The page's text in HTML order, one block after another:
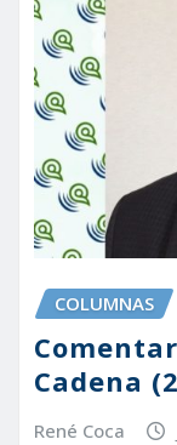
COLUMNAS
Cadena
René Coca